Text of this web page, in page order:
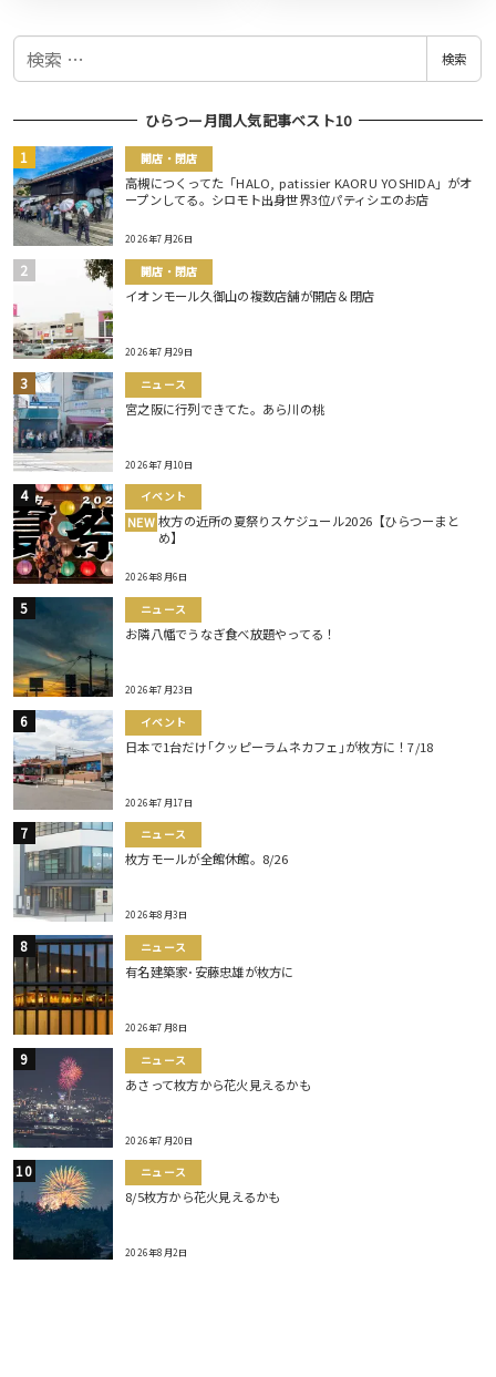
検
検索
ひらつー月間人気記事ベスト10
開店・閉店
高槻につくってた「HALO, patissier KAORU YOSHIDA」がオ
ープンしてる。シロモト出身世界3位パティシエのお店
2026年7月26日
開店・閉店
イオンモール久御山の複数店舗が開店＆閉店
2026年7月29日
ニュース
宮之阪に行列できてた。あら川の桃
2026年7月10日
イベント
NEW 枚方の近所の夏祭りスケジュール2026【ひらつーまと
め】
2026年8月6日
ニュース
お隣八幡でうなぎ食べ放題やってる！
2026年7月23日
イベント
日本で1台だけ｢クッピーラムネカフェ｣が枚方に！7/18
2026年7月17日
ニュース
枚方モールが全館休館。8/26
2026年8月3日
ニュース
有名建築家･安藤忠雄が枚方に
2026年7月8日
ニュース
あさって枚方から花火見えるかも
2026年7月20日
ニュース
8/5枚方から花火見えるかも
2026年8月2日